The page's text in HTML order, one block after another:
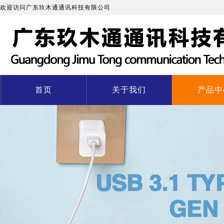
欢迎访问广东玖木通通讯科技有限公司
首页 关于我们 产品